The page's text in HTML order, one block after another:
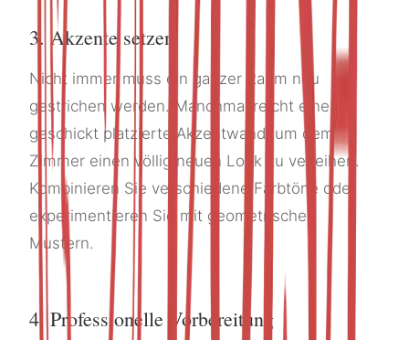
3. Akzente setzen
Nicht immer muss ein ganzer Raum neu
gestrichen werden. Manchmal reicht eine
geschickt platzierte Akzentwand, um dem
Zimmer einen völlig neuen Look zu verleihen.
Kombinieren Sie verschiedene Farbtöne oder
experimentieren Sie mit geometrischen
Mustern.
4. Professionelle Vorbereitung